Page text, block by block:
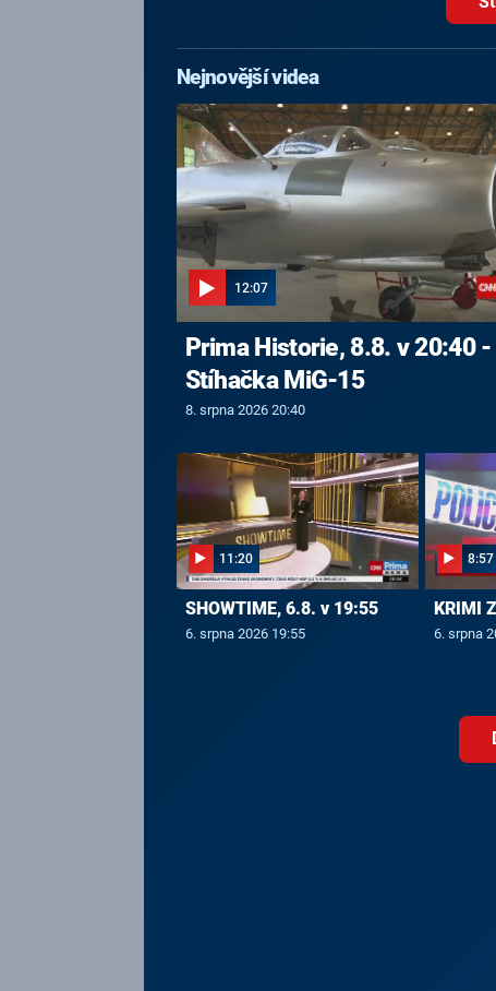
Nejnovější videa
12:07
Prima Historie, 8.8. v 20:40 -
Stíhačka MiG-15
8. srpna 2026 20:40
11:20
SHOWTIME, 6.8. v 19:55
6. srpna 2026 19:55
8:57
KRIMI
6. srpna